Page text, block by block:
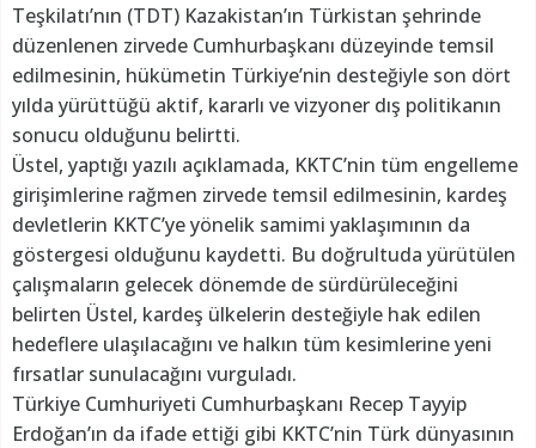
Teşkilatı’nın (TDT) Kazakistan’ın Türkistan şehrinde
düzenlenen zirvede Cumhurbaşkanı düzeyinde temsil
edilmesinin, hükümetin Türkiye’nin desteğiyle son dört
yılda yürüttüğü aktif, kararlı ve vizyoner dış politikanın
sonucu olduğunu belirtti.
Üstel, yaptığı yazılı açıklamada, KKTC’nin tüm engelleme
girişimlerine rağmen zirvede temsil edilmesinin, kardeş
devletlerin KKTC’ye yönelik samimi yaklaşımının da
göstergesi olduğunu kaydetti. Bu doğrultuda yürütülen
çalışmaların gelecek dönemde de sürdürüleceğini
belirten Üstel, kardeş ülkelerin desteğiyle hak edilen
hedeflere ulaşılacağını ve halkın tüm kesimlerine yeni
fırsatlar sunulacağını vurguladı.
Türkiye Cumhuriyeti Cumhurbaşkanı Recep Tayyip
Erdoğan’ın da ifade ettiği gibi KKTC’nin Türk dünyasının